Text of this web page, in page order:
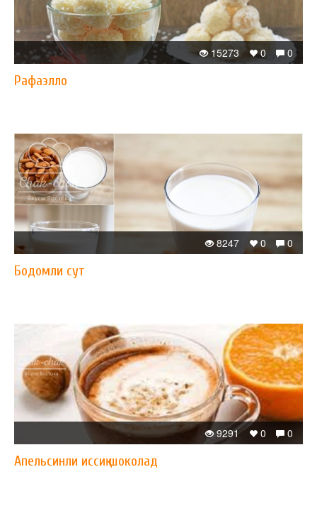
0
0
15273
Рафаэлло
0
0
8247
Бодомли сут
0
0
9291
Апельсинли иссиқ шоколад